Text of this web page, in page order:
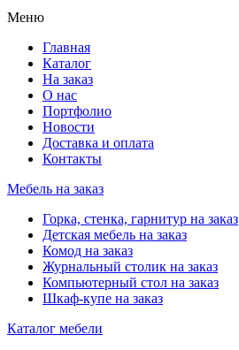
Меню
Главная
Каталог
На заказ
О нас
Портфолио
Новости
Доставка и оплата
Контакты
Мебель на заказ
Горка, стенка, гарнитур на заказ
Детская мебель на заказ
Комод на заказ
Журнальный столик на заказ
Компьютерный стол на заказ
Шкаф-купе на заказ
Каталог мебели